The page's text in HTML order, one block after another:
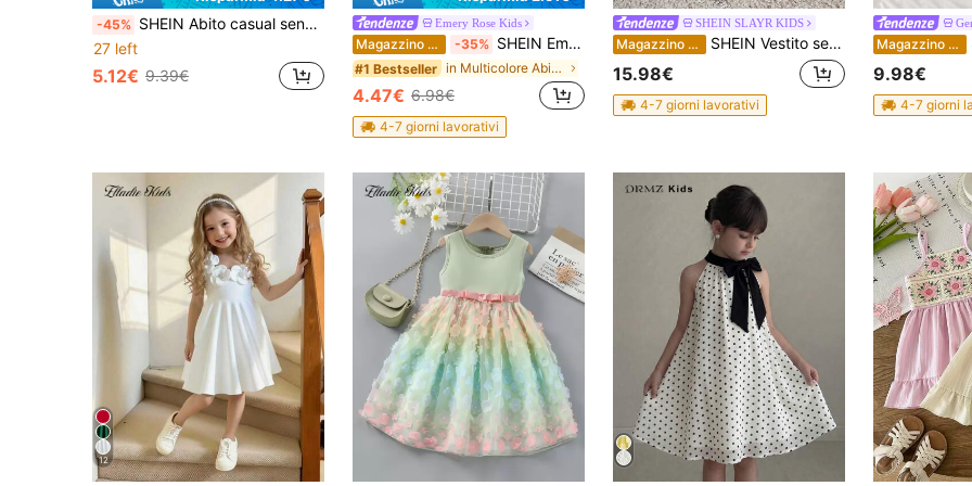
-45% SHEIN Abito casual senza maniche con stampa floreale ditsy per ragazze giovani
27 left
5.12€ 9.39€
Emery Rose Kids
Magazzino EU -35% SHEIN Emery Rose Kids 1 pezzo Vestito casual e carino da ragazza con stampa floreale, stile quotidiano autunnale, decorazione fiocco marrone, senza maniche, vestito a balze
#1 Bestseller in Multicolore Abiti per ragazze giovani
4.47€ 6.98€
4-7 giorni lavorativi
SHEIN SLAYR KIDS
Magazzino EU SHEIN Vestito senza maniche da ragazza con collo quadrato e colore unito
15.98€
4-7 giorni lavorativi
Magazzino EU
9.98€
4-7 giorni
12